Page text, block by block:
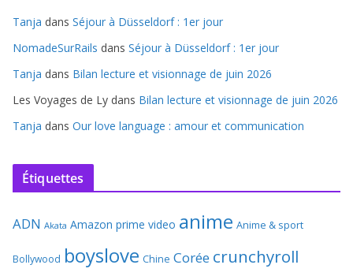
Tanja dans Séjour à Düsseldorf : 1er jour
NomadeSurRails dans Séjour à Düsseldorf : 1er jour
Tanja dans Bilan lecture et visionnage de juin 2026
Les Voyages de Ly dans Bilan lecture et visionnage de juin 2026
Tanja dans Our love language : amour et communication
Étiquettes
ADN Akata Amazon prime video anime Anime & sport
Bollywood boyslove Chine Corée crunchyroll